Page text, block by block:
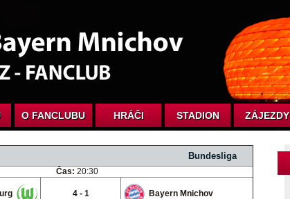
O FANCLUBU HRÁČI STADION ZÁJEZDY
2015 Bundesliga
Čas: 20:30
4 - 1 Bayern Mnichov